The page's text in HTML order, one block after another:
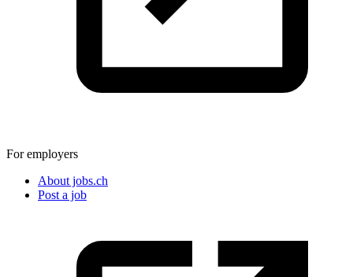
For employers
About jobs.ch
Post a job